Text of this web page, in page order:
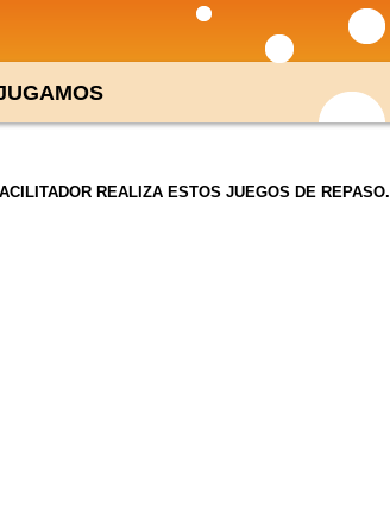
REALIZA ESTOS JUEGOS DE REPASO.